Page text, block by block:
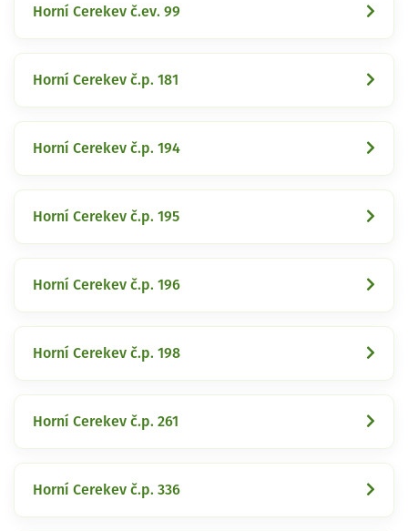
Horní Cerekev č.ev. 99
Horní Cerekev č.p. 181
Horní Cerekev č.p. 194
Horní Cerekev č.p. 195
Horní Cerekev č.p. 196
Horní Cerekev č.p. 198
Horní Cerekev č.p. 261
Horní Cerekev č.p. 336